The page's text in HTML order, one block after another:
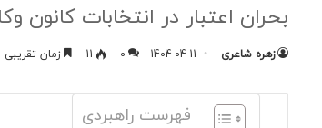
بحران اعتبار در انتخابات
زهره شاعری 1404-04-11
0
11 زمان تقریبی
فهرست راهبردی